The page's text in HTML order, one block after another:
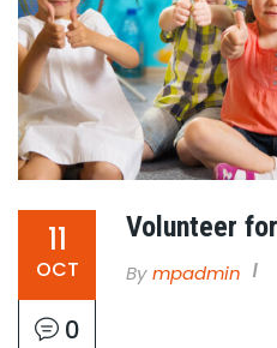
11
OCT
0
Volunteer
By Mpadmin